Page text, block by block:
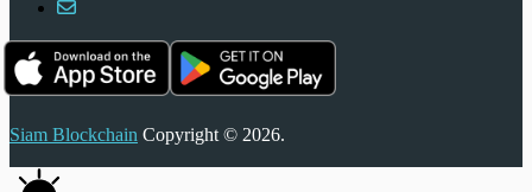
Siam Blockchain Copyright © 2026.